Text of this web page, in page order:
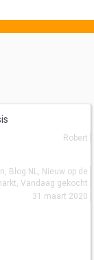
Robert
, Blog NL, Nieuw op de
, Vandaag gekocht
31 maart 2020